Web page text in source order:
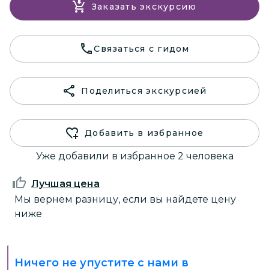
Заказать экскурсию
Связаться с гидом
Поделиться экскурсией
Добавить в избранное
Уже добавили в избранное 2 человека
Лучшая цена
Мы вернем разницу, если вы найдете цену
ниже
Ничего не упустите с нами в